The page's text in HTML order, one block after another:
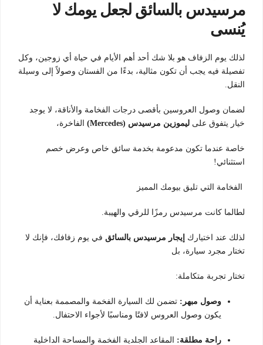
مرسيدس بالسائق لجعل يومك لا
يُنسى
لذلك يوم الزفاف هو بلا شك أحد أهم الأيام في حياة أي زوجين، وكل
تفصيلة فيه يجب أن تكون مثالية، بدءًا من الفستان وصولاً إلى وسيلة
النقل.
لضمان وصول العروسين بأقصى درجات الفخامة والأناقة، لا يوجد
خيار يتفوق على ليموزين مرسيدس (Mercedes) الفاخرة،
خاصة عندما تكون مدعومة بخدمة سائق خاص وعرض خصم
استثنائي!
الفخامة التي تليق بيومك المميز
لطالما كانت مرسيدس رمزًا للرقي والهيبة.
لذلك عند اختيارك إيجار مرسيدس بالسائق في يوم زفافك، فإنك لا
تختار مجرد سيارة، بل
تختار تجربة متكاملة:
وصول مبهر: تضمن لك السيارة الفخمة والمصممة بعناية أن
يكون وصول العروس لافتًا ومناسبًا لأجواء الاحتفال.
راحة مطلقة: المقاعد الجلدية الفخمة والمساحة الداخلية